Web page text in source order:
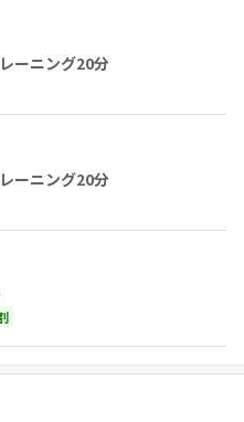
ーニング20分
ーニング20分